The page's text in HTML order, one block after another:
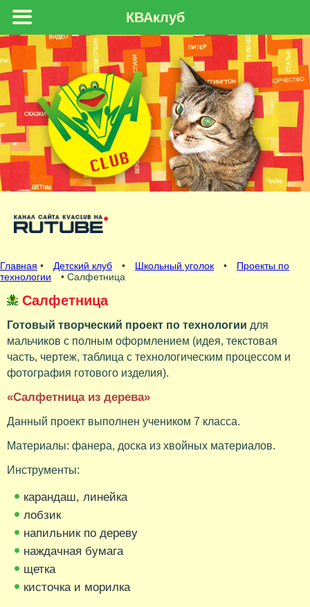
Главная • Детский клуб • Школьный уголок •
Проекты по
технологии
• Салфетница
Салфетница
Готовый творческий проект по технологии для
мальчиков с полным оформлением (идея, текстовая
часть, чертеж, таблица с технологическим процессом и
фотография готового изделия).
«Салфетница из дерева»
Данный проект выполнен учеником 7 класса.
Материалы: фанера, доска из хвойных материалов.
Инструменты:
карандаш, линейка
лобзик
напильник по дереву
наждачная бумага
щетка
кисточка и морилка
КВАклуб